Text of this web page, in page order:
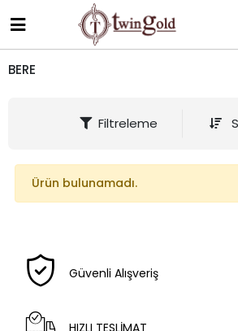
BERE
Filtreleme
Ürün bulunamadı.
Güvenli Alışveriş
HIZLI TESLİMAT